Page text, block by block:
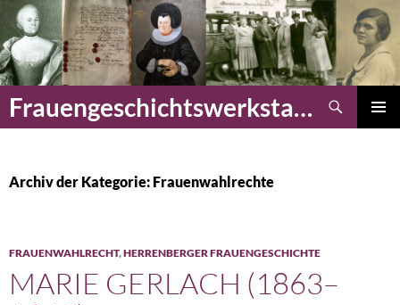
Zum
Inhalt
springen
Frauengeschichtswerkstatt Herrenberg
Suchen
Archiv der Kategorie: Frauenwahlrechte
FRAUENWAHLRECHT,HERRENBERGER FRAUENGESCHICHTE
MARIE GERLACH (1863–